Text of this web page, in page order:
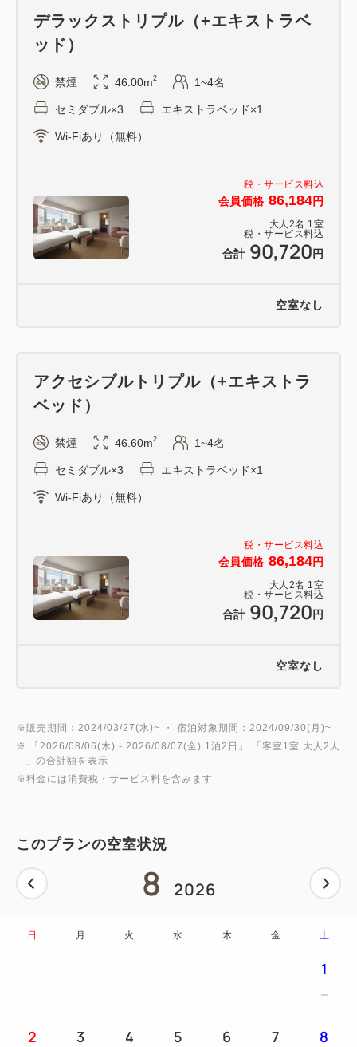
税・サービス料込
会員価格 86,184円
大人 2名 1 室
税・サービス料込
合計 90,720円
デラックストリプル（+エキストラベ
ッド）
禁煙 46.00m2 1~4名
セミダブル×3 エキストラベッド×1
Wi-Fiあり（無料）
空室なし
税・サービス料込
会員価格 86,184円
大人 2名 1 室
税・サービス料込
合計 90,720円
アクセシブルトリプル（+エキストラ
ベッド）
禁煙 46.60m2 1~4名
セミダブル×3 エキストラベッド×1
Wi-Fiあり（無料）
空室なし
※販売期間：2024/03/27(水)~ ・ 宿泊対象期間：2024/09/30(月)~
※ 「 2026/08/06(木) - 2026/08/07(金) 1泊2日 」 「客室1室 大人2人
」の合計額を表示
※料金には消費税・サービス料を含みます
このプランの空室状況
8 2026
日 月 火 水 木 金 土
1
2 3 4 5 6 7 8